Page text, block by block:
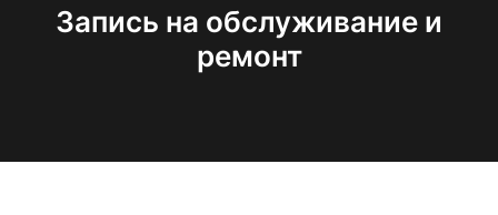
Запись на обслуживание и
ремонт